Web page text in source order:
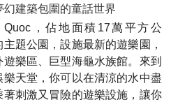
幻建築包圍的童話世界
Quoc，佔地面積17萬平方公
題公園，設施最新的遊樂園，
樂區、巨型海龜水族館。來到
天堂，你可以在清涼的水中盡
刺激又冒險的遊樂設施，讓你